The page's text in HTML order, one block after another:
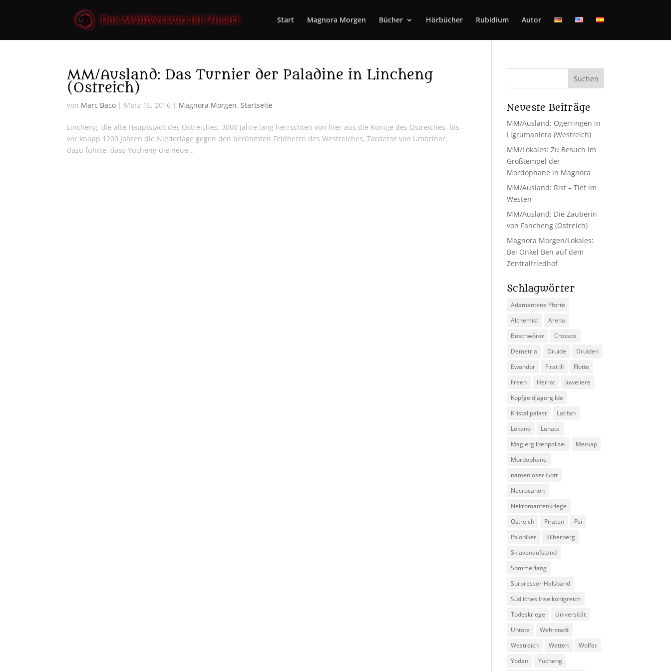
Start Magnora Morgen Bücher Hörbücher Rubidium Autor
MM/Ausland: Das Turnier der Paladine in Lincheng
(Ostreich)
von Marc Baco | März 15, 2016 | Magnora Morgen,Startseite
Lincheng, die alte Hauptstadt des Ostreiches: 3000 Jahre lang herrschten von hier aus die Könige des Ostreiches, bis
vor knapp 1200 Jahren die Niederlage gegen den berühmten Feldherrn des Westreiches, Tarderoz von Umbrinor,
dazu führte, dass Yucheng die neue...
Neueste Beiträge
MM/Ausland: Ogerringen in
Ligrumaniera (Westreich)
MM/Lokales: Zu Besuch im
Großtempel der
Mordophane in Magnora
MM/Ausland: Rist – Tief im
Westen
MM/Ausland: Die Zauberin
von Fancheng (Ostreich)
Magnora Morgen/Lokales:
Bei Onkel Ben auf dem
Zentralfriedhof
Schlagwörter
Adamantene Pforte
Alchemist
Arena
Beschwörer
Crossos
Demetria
Druide
Druiden
Ewandor
Firat III
Flotte
Freen
Herrat
Juweliere
Kopfgeldjägergilde
Kristallpalast
Latifah
Lokano
Lunata
Magiergildenpolizei
Merkap
Mordophane
namenloser Gott
Necrocanon
Nekromantenkriege
Ostreich
Piraten
Psi
Psioniker
Silberberg
Sklavenaufstand
Sommerlang
Surpressor-Halsband
Südliches Inselkönigreich
Todeskriege
Universität
Untote
Wehrstadt
Westreich
Wetten
Wolfer
Yodan
Yucheng